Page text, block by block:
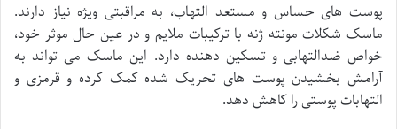
پوست های حساس و مستعد التهاب، به مراقبتی ویژه نیاز دارند.
ماسک شکلات مونته ژنه با ترکیبات ملایم و در عین حال موثر خود،
خواص ضدالتهابی و تسکین دهنده دارد. این ماسک می تواند به
آرامش بخشیدن پوست های تحریک شده کمک کرده و قرمزی و
التهابات پوستی را کاهش دهد.